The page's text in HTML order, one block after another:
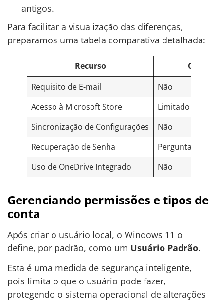
antigos.
Para facilitar a visualização das diferenças,
preparamos uma tabela comparativa detalhada:
Recurso
Conta
Requisito de E-mail
Não
Acesso à Microsoft Store
Limitado (exige
Sincronização de Configurações
Não
Recuperação de Senha
Perguntas de
Uso de OneDrive Integrado
Não
Gerenciando permissões e tipos de
conta
Após criar o usuário local, o Windows 11 o
define, por padrão, como um Usuário Padrão.
Esta é uma medida de segurança inteligente,
pois limita o que o usuário pode fazer,
protegendo o sistema operacional de alterações